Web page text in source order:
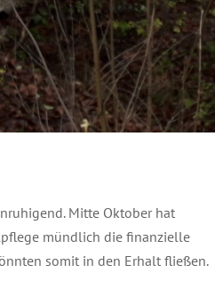
Mitte Oktober hat
mündlich die finanzielle
somit in den Erhalt fließen.